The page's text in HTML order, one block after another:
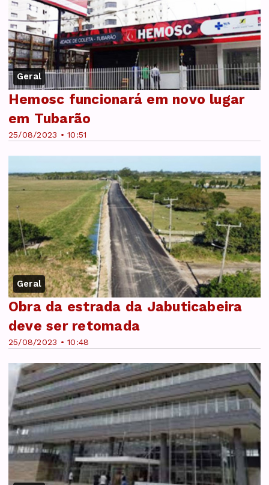
Geral
25/08/2023 • 10:51
Hemosc funcionará em novo lugar
em Tubarão
Geral
25/08/2023 • 10:48
Obra da estrada da Jabuticabeira
deve ser retomada